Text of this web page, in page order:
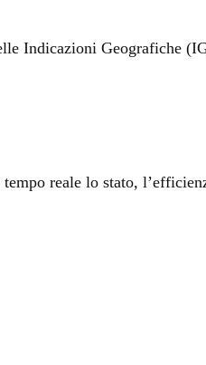
Indicazioni Geografiche
reale lo stato,